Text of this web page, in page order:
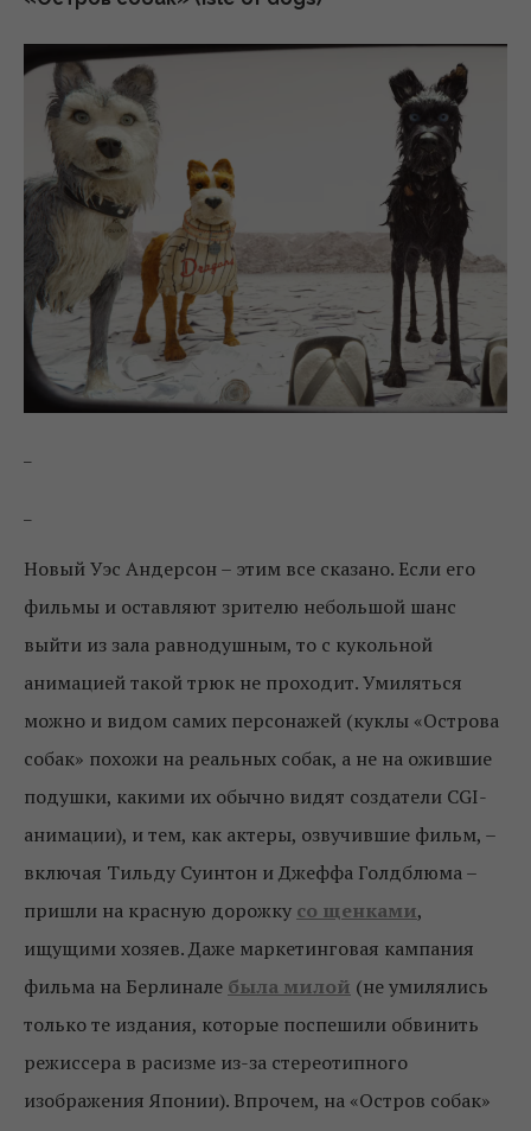
Новый Уэс Андерсон – этим все сказано. Если его
фильмы и оставляют зрителю небольшой шанс
выйти из зала равнодушным, то с кукольной
анимацией такой трюк не проходит. Умиляться
можно и видом самих персонажей (куклы «Острова
собак» похожи на реальных собак, а не на ожившие
подушки, какими их обычно видят создатели CGI-
анимации), и тем, как актеры, озвучившие фильм, –
включая Тильду Суинтон и Джеффа Голдблюма –
пришли на красную дорожку со щенками,
ищущими хозяев. Даже маркетинговая кампания
фильма на Берлинале была милой (не умилялись
только те издания, которые поспешили обвинить
режиссера в расизме из-за стереотипного
изображения Японии). Впрочем, на «Остров собак»